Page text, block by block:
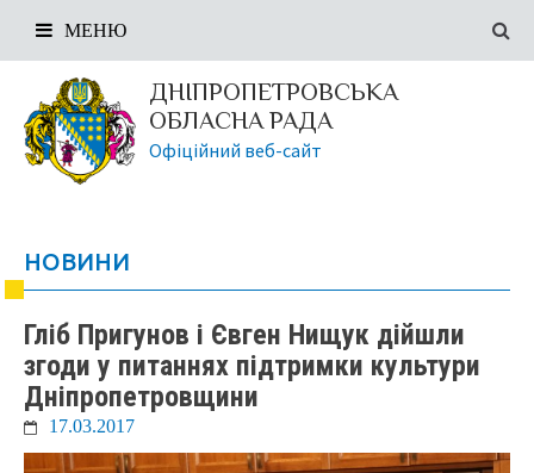
ДНІПРОПЕТРОВСЬКА
ОБЛАСНА РАДА
Офіційний веб-сайт
МЕНЮ
НОВИНИ
Гліб Пригунов і Євген Нищук дійшли
згоди у питаннях підтримки культури
Дніпропетровщини
17.03.2017